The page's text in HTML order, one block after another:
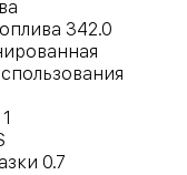
342.0
0.7